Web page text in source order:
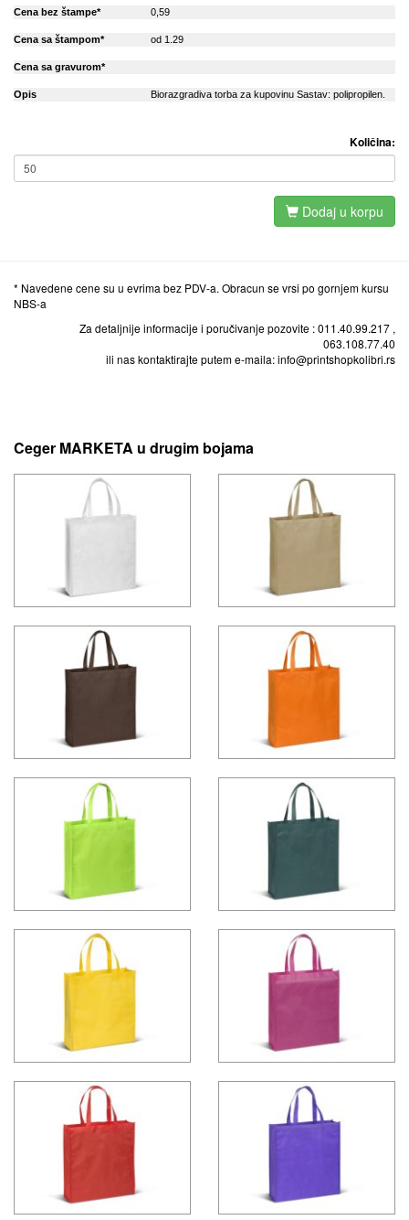
Cena bez štampe* 0,59
Cena sa štampom* od 1.29
Cena sa gravurom*
Opis Biorazgradiva torba za kupovinu Sastav: polipropilen.
Količina:
Dodaj u korpu
* Navedene cene su u evrima bez PDV-a. Obracun se vrsi po gornjem kursu
NBS-a
Za detaljnije informacije i poručivanje pozovite : 011.40.99.217 ,
063.108.77.40
ili nas kontaktirajte putem e-maila: info@printshopkolibri.rs
Ceger MARKETA u drugim bojama